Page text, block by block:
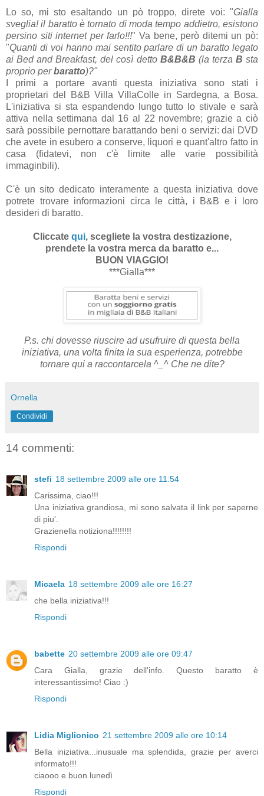
Lo so, mi sto esaltando un pò troppo, direte voi: "Gialla
sveglia! il baratto è tornato di moda tempo addietro, esistono
persino siti internet per farlo!!!" Va bene, però ditemi un pò:
"Quanti di voi hanno mai sentito parlare di un baratto legato
ai Bed and Breakfast, del così detto B&B&B (la terza B sta
proprio perbaratto)?"
I primi a portare avanti questa iniziativa sono stati i
proprietari del B&B Villa VillaColle in Sardegna, a Bosa.
L'iniziativa si sta espandendo lungo tutto lo stivale e sarà
attiva nella settimana dal 16 al 22 novembre; grazie a ciò
sarà possibile pernottare barattando beni o servizi: dai DVD
che avete in esubero a conserve, liquori e quant'altro fatto in
casa (fidatevi, non c'è limite alle varie possibilità
immaginbili).
C'è un sito dedicato interamente a questa iniziativa dove
potrete trovare informazioni circa le città, i B&B e i loro
desideri di baratto.
Cliccate qui, scegliete la vostra destizazione,
prendete la vostra merca da baratto e...
BUON VIAGGIO!
***Gialla***
P.s. chi dovesse riuscire ad usufruire di questa bella
iniziativa, una volta finita la sua esperienza, potrebbe
tornare qui a raccontarcela ^_^ Che ne dite?
Ornella
Condividi
14 commenti:
stefi 18 settembre 2009 alle ore 11:54
Carissima, ciao!!!
Una iniziativa grandiosa, mi sono salvata il link per saperne
di piu'.
Grazienella notiziona!!!!!!!!
Rispondi
Micaela 18 settembre 2009 alle ore 16:27
che bella iniziativa!!!
Rispondi
babette 20 settembre 2009 alle ore 09:47
Cara Gialla, grazie dell'info. Questo baratto è
interessantissimo! Ciao :)
Rispondi
Lidia Miglionico 21 settembre 2009 alle ore 10:14
Bella iniziativa...inusuale ma splendida, grazie per averci
informato!!!
ciaooo e buon lunedì
Rispondi